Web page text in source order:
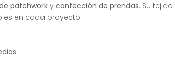
patchwork y confección de prendas. Su tejido
en cada proyecto.